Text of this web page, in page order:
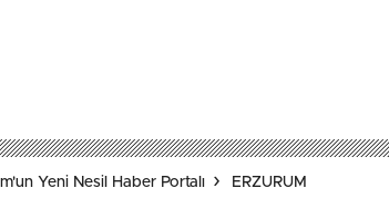
Yeni Nesil Haber Portalı ERZURUM